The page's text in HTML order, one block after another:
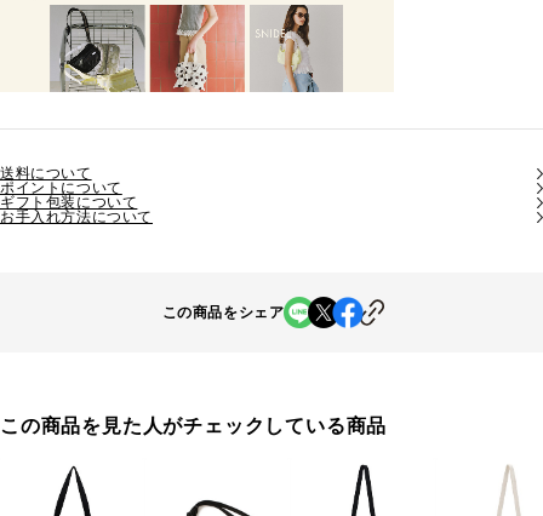
送料について
ポイントについて
ギフト包装について
お手入れ方法について
この商品をシェア
この商品を見た人がチェックしている商品